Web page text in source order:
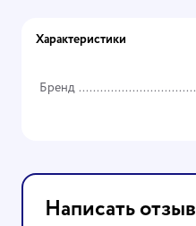
Характеристики
Бренд
Написать отзыв